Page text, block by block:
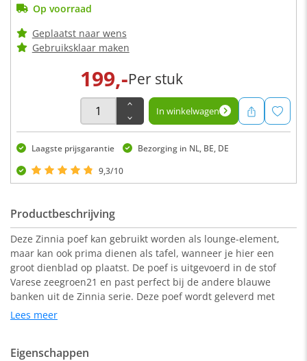
Op voorraad
Geplaatst naar wens
Gebruiksklaar maken
199,-Per stuk
In winkelwagen
Laagste prijsgarantie
Bezorging in NL, BE, DE
9,3/10
Productbeschrijving
Deze Zinnia poef kan gebruikt worden als lounge-element,
maar kan ook prima dienen als tafel, wanneer je hier een
groot dienblad op plaatst. De poef is uitgevoerd in de stof
Varese zeegroen21 en past perfect bij de andere blauwe
banken uit de Zinnia serie. Deze poef wordt geleverd met
zwarte metalen poten met een retro look.
85 x 65 x 44 cm (b x d x h).
Lees meer
Eigenschappen